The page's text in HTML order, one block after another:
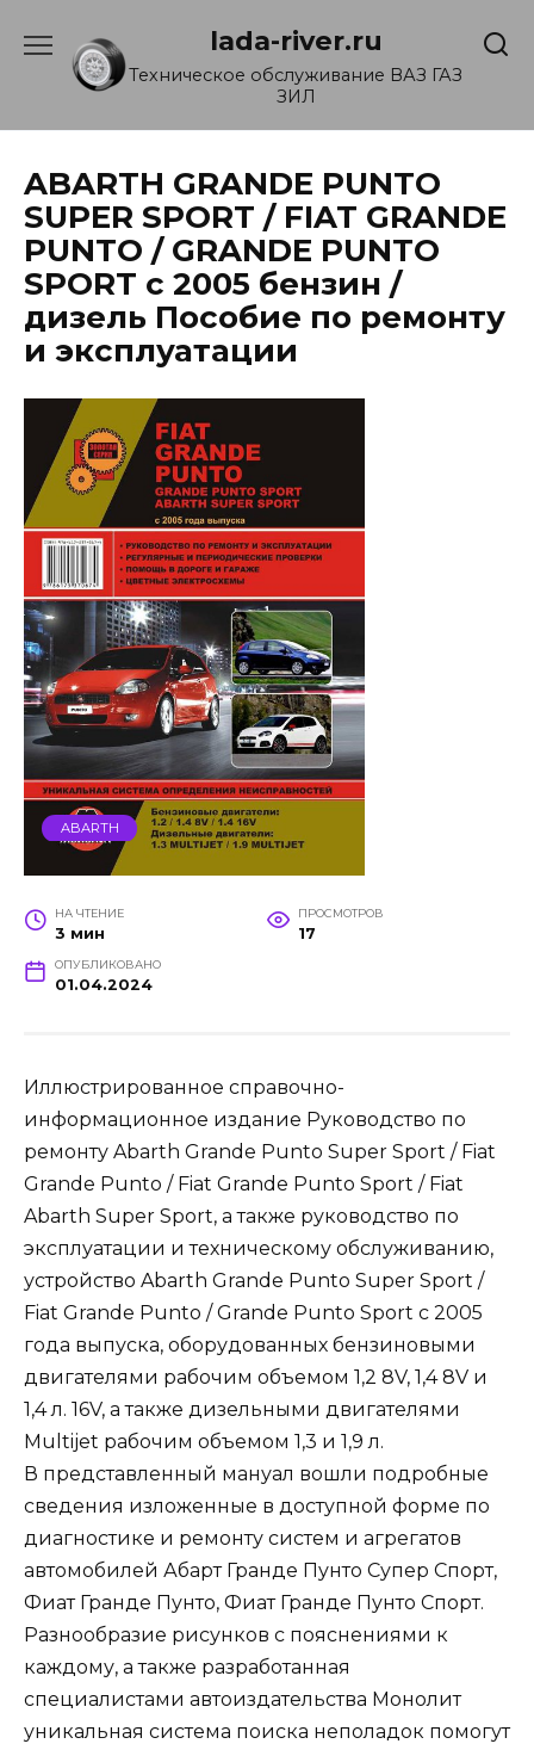
содержанию
lada-river.ru
Техническое обслуживание ВАЗ ГАЗ
ЗИЛ
ABARTH GRANDE PUNTO
SUPER SPORT / FIAT GRANDE
PUNTO / GRANDE PUNTO
SPORT с 2005 бензин /
дизель Пособие по ремонту
и эксплуатации
ABARTH
НА ЧТЕНИЕ
3 мин
ПРОСМОТРОВ
17
ОПУБЛИКОВАНО
01.04.2024
Иллюстрированное справочно-
информационное издание Руководство по
ремонту Abarth Grande Punto Super Sport / Fiat
Grande Punto / Fiat Grande Punto Sport / Fiat
Abarth Super Sport, а также руководство по
эксплуатации и техническому обслуживанию,
устройство Abarth Grande Punto Super Sport /
Fiat Grande Punto / Grande Punto Sport с 2005
года выпуска, оборудованных бензиновыми
двигателями рабочим объемом 1,2 8V, 1,4 8V и
1,4 л. 16V, а также дизельными двигателями
Multijet рабочим объемом 1,3 и 1,9 л.
В представленный мануал вошли подробные
сведения изложенные в доступной форме по
диагностике и ремонту систем и агрегатов
автомобилей Абарт Гранде Пунто Супер Спорт,
Фиат Гранде Пунто, Фиат Гранде Пунто Спорт.
Разнообразие рисунков с пояснениями к
каждому, а также разработанная
специалистами автоиздательства Монолит
уникальная система поиска неполадок помогут